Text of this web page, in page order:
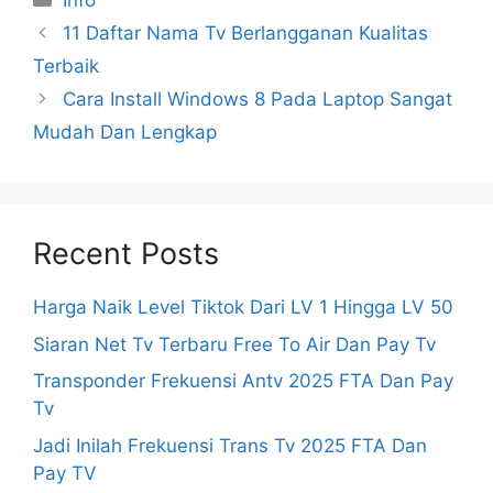
11 Daftar Nama Tv Berlangganan Kualitas
Terbaik
Cara Install Windows 8 Pada Laptop Sangat
Mudah Dan Lengkap
Recent Posts
Harga Naik Level Tiktok Dari LV 1 Hingga LV 50
Siaran Net Tv Terbaru Free To Air Dan Pay Tv
Transponder Frekuensi Antv 2025 FTA Dan Pay
Tv
Jadi Inilah Frekuensi Trans Tv 2025 FTA Dan
Pay TV